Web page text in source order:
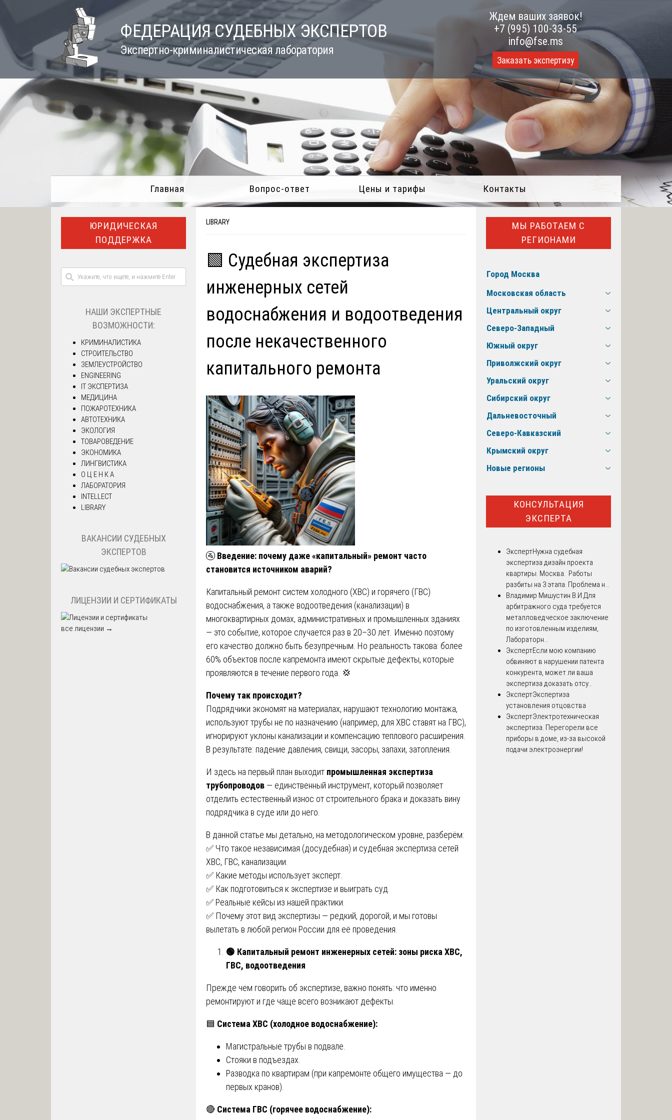
content
ФЕДЕРАЦИЯ СУДЕБНЫХ ЭКСПЕРТОВ
Экспертно-криминалистическая лаборатория
Ждем ваших заявок!
+7 (995) 100-33-55
info@fse.ms
Заказать экспертизу
Главная Вопрос-ответ Цены и тарифы Контакты
LIBRARY
🟩 Судебная экспертиза
инженерных сетей
водоснабжения и водоотведения
после некачественного
капитального ремонта
🚰 Введение: почему даже «капитальный» ремонт часто
становится источником аварий?
Капитальный ремонт систем холодного (ХВС) и горячего (ГВС)
водоснабжения, а также водоотведения (канализации) в
многоквартирных домах, административных и промышленных зданиях
— это событие, которое случается раз в 20–30 лет. Именно поэтому
его качество должно быть безупречным. Но реальность такова: более
60% объектов после капремонта имеют скрытые дефекты, которые
проявляются в течение первого года. 💢
Почему так происходит?
Подрядчики экономят на материалах, нарушают технологию монтажа,
используют трубы не по назначению (например, для ХВС ставят на ГВС),
игнорируют уклоны канализации и компенсацию теплового расширения.
В результате: падение давления, свищи, засоры, запахи, затопления.
И здесь на первый план выходит промышленная экспертиза
трубопроводов — единственный инструмент, который позволяет
отделить естественный износ от строительного брака и доказать вину
подрядчика в суде или до него.
В данной статье мы детально, на методологическом уровне, разберём:
✅ Что такое независимая (досудебная) и судебная экспертиза сетей
ХВС, ГВС, канализации.
✅ Какие методы использует эксперт.
✅ Как подготовиться к экспертизе и выиграть суд.
✅ Реальные кейсы из нашей практики.
✅ Почему этот вид экспертизы — редкий, дорогой, и мы готовы
вылетать в любой регион России для её проведения.
🟢 Капитальный ремонт инженерных сетей: зоны риска ХВС,
ГВС, водоотведения
Прежде чем говорить об экспертизе, важно понять: что именно
ремонтируют и где чаще всего возникают дефекты.
🟦 Система ХВС (холодное водоснабжение):
Магистральные трубы в подвале.
Стояки в подъездах.
Разводка по квартирам (при капремонте общего имущества — до
первых кранов).
🔴 Система ГВС (горячее водоснабжение):
ЮРИДИЧЕСКАЯ
ПОДДЕРЖКА
НАШИ ЭКСПЕРТНЫЕ
ВОЗМОЖНОСТИ:
КРИМИНАЛИСТИКА
СТРОИТЕЛЬСТВО
ЗЕМЛЕУСТРОЙСТВО
ENGINEERING
IT ЭКСПЕРТИЗА
МЕДИЦИНА
ПОЖАРОТЕХНИКА
АВТОТЕХНИКА
ЭКОЛОГИЯ
ТОВАРОВЕДЕНИЕ
ЭКОНОМИКА
ЛИНГВИСТИКА
О Ц Е Н К А
ЛАБОРАТОРИЯ
INTELLECT
LIBRARY
ВАКАНСИИ СУДЕБНЫХ
ЭКСПЕРТОВ
ЛИЦЕНЗИИ И СЕРТИФИКАТЫ
все лицензии →
МЫ РАБОТАЕМ С
РЕГИОНАМИ
Город Москва
Московская область
Центральный округ
Северо-Западный
Южный округ
Приволжский округ
Уральский округ
Сибирский округ
Дальневосточный
Северо-Кавказский
Крымский округ
Новые регионы
КОНСУЛЬТАЦИЯ
ЭКСПЕРТА
ЭкспертНужна судебная
экспертиза дизайн проекта
квартиры. Москва. Работы
разбиты на 3 этапа. Проблема н...
Владимир Мишустин В.И.Для
арбитражного суда требуется
металловедческое заключение
по изготовленным изделиям,
Лабораторн...
ЭкспертЕсли мою компанию
обвиняют в нарушении патента
конкурента, может ли ваша
экспертиза доказать отсу...
ЭкспертЭкспертиза
установления отцовства
ЭкспертЭлектротехническая
экспертиза. Перегорели все
приборы в доме, из-за высокой
подачи электроэнергии!